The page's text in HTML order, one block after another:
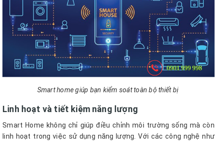
Smart home giúp bạn kiểm soát toàn bộ thiết bị
Linh hoạt và tiết kiệm năng lượng
Smart Home không chỉ giúp điều chỉnh môi trường sống mà còn
linh hoạt trong việc sử dụng năng lượng. Với các công nghệ như